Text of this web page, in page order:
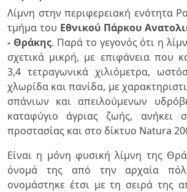
Λίμνη στην περιφερειακή ενότητα
τμήμα του Εθνικού Πάρκου
- Θράκης. Παρά το γεγονός ότι η
σχετικά μικρή, με επιφάνεια που
3,4 τετραγωνικά χιλιόμετρα,
χλωρίδα και πανίδα, με
σπάνιων και απειλούμενων
καταφύγιο άγριας ζωής, ανήκει
προστασίας και στο δίκτυο Natura
Είναι η μόνη φυσική λίμνη της
όνομά της από την αρχαία
ονομάστηκε έτσι με τη σειρά της